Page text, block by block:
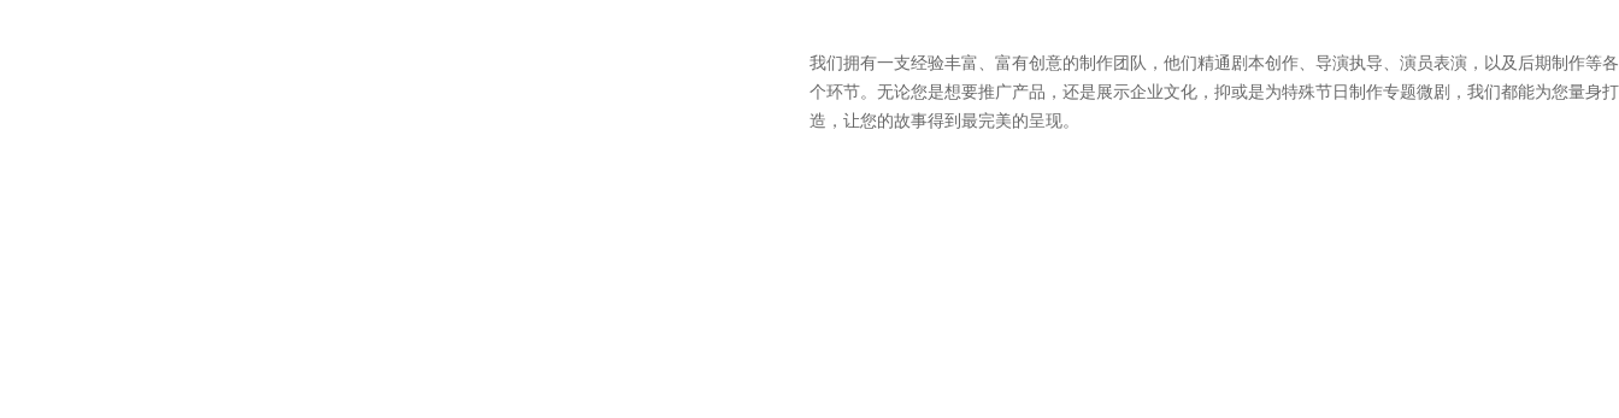
我们拥有一支经验丰富、富有创意的制作团队，他们精通剧本创作、导演执导、演员表演，以及后期制作等各
个环节。无论您是想要推广产品，还是展示企业文化，抑或是为特殊节日制作专题微剧，我们都能为您量身打
造，让您的故事得到最完美的呈现。